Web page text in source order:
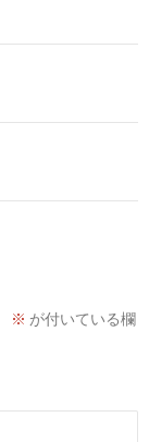
※ が付いている欄